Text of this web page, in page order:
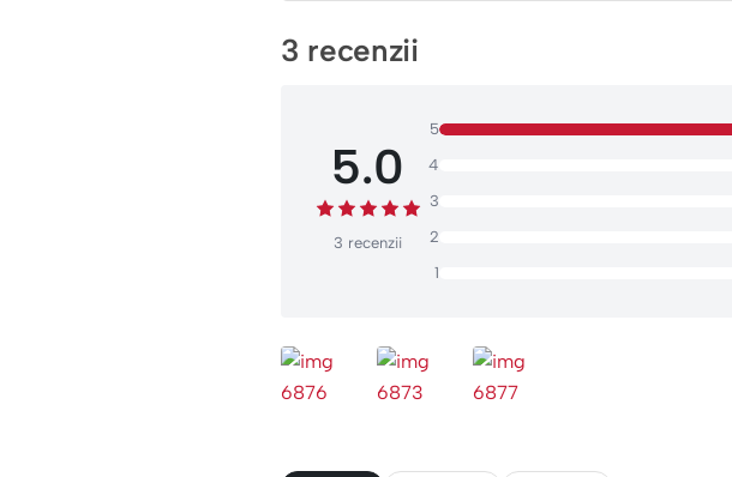
3 recenzii
5.0
3 recenzii
5
4
3
2
1